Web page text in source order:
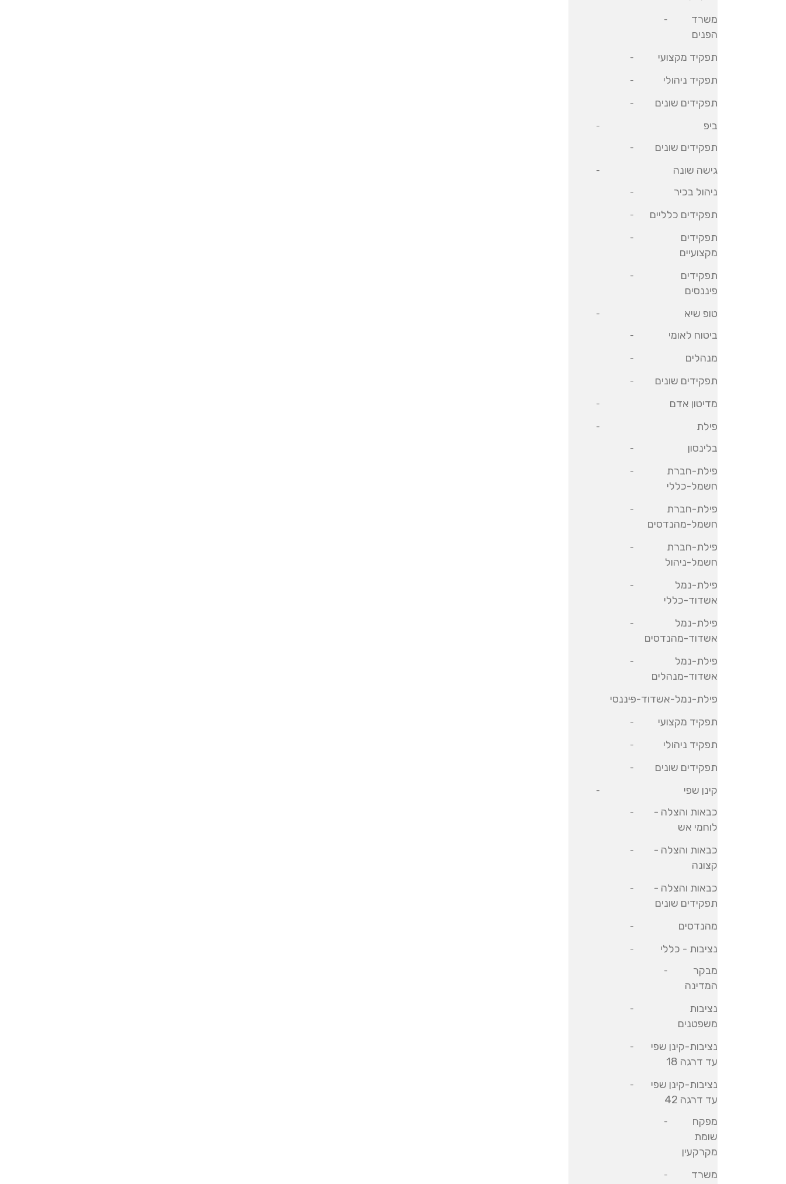
משרד
הפנים
תפקיד מקצועי
תפקיד ניהולי
תפקידים שונים
ביפ
תפקידים שונים
גישה שונה
ניהול בכיר
תפקידים כלליים
תפקידים
מקצועיים
תפקידים
פיננסים
טופ שיא
ביטוח לאומי
מנהלים
תפקידים שונים
מדיטון אדם
פילת
בלינסון
פילת-חברת
חשמל-כללי
פילת-חברת
חשמל-מהנדסים
פילת-חברת
חשמל-ניהול
פילת-נמל
אשדוד-כללי
פילת-נמל
אשדוד-מהנדסים
פילת-נמל
אשדוד-מנהלים
פילת-נמל-אשדוד-פיננסי
תפקיד מקצועי
תפקיד ניהולי
תפקידים שונים
קינן שפי
כבאות והצלה -
לוחמי אש
כבאות והצלה -
קצונה
כבאות והצלה -
תפקידים שונים
מהנדסים
נציבות - כללי
מבקר
המדינה
נציבות
משפטנים
נציבות-קינן שפי
עד דרגה 18
נציבות-קינן שפי
עד דרגה 42
מפקח
שומת
מקרקעין
משרד